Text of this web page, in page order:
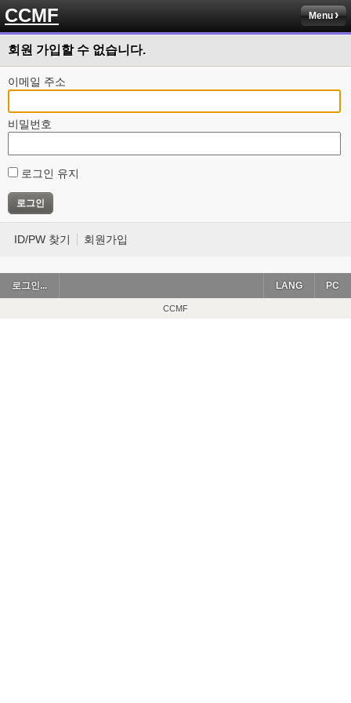
CCMF Menu
회원 가입할 수 없습니다.
이메일 주소
비밀번호
로그인 유지
ID/PW 찾기 회원가입
로그인... PC
LANG
CCMF